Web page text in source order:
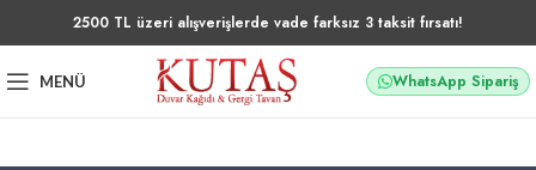
2500 TL üzeri alışverişlerde vade farksız 3 taksit fırsatı!
MENÜ WhatsApp Sipariş